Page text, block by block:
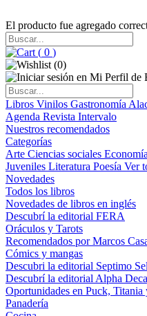
El producto fue agregado
( 0 )
(0)
Libros Vinilos Gastronomía
Agenda Revista Intervalo
Nuestros recomendados
Categorías
Arte Ciencias sociales Economía
Juveniles Literatura Poesía Ver
Novedades
Todos los libros
Novedades de libros en inglés
Descubrí la editorial FERA
Oráculos y Tarots
Recomendados por Marcos
Cómics y mangas
Descubri la editorial Septimo
Descubrí la editorial Alpha
Oportunidades en Puck,
Panadería